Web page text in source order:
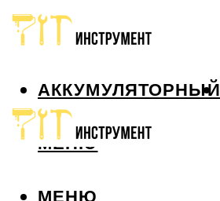
АККУМУЛЯТОРНЫЙ
МЕНЮ
МЕНЮ